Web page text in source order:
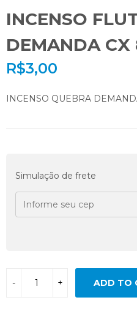
INCENSO
DEMANDA CX
R$3,00
INCENSO QUEBRA
Simulação de frete
ADD TO